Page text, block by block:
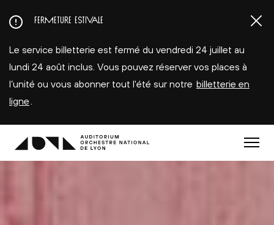
au
principal
FERMETURE ESTIVALE
Le service billetterie est fermé du vendredi 24 juillet au
lundi 24 août inclus. Vous pouvez réserver vos places à
l’unité ou vous abonner tout l'été sur notre billetterie en
ligne
Menu